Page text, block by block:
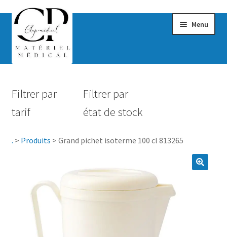
Menu
Hygiène
Accessoires Salle de bain
Vêtements & Chaussures
Filtrer par
tarif
Filtrer par
état de stock
. > Produits > Grand pichet isoterme 100 cl 813265